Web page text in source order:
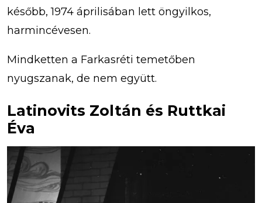
később, 1974 áprilisában lett öngyilkos,
harmincévesen.
Mindketten a Farkasréti temetőben
nyugszanak, de nem együtt.
Latinovits Zoltán és Ruttkai
Éva